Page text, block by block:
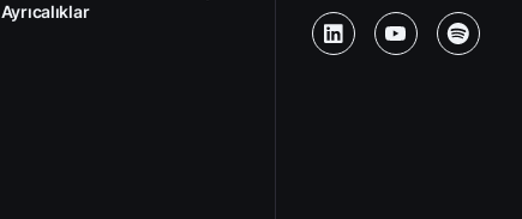
Ayrıcalıklar